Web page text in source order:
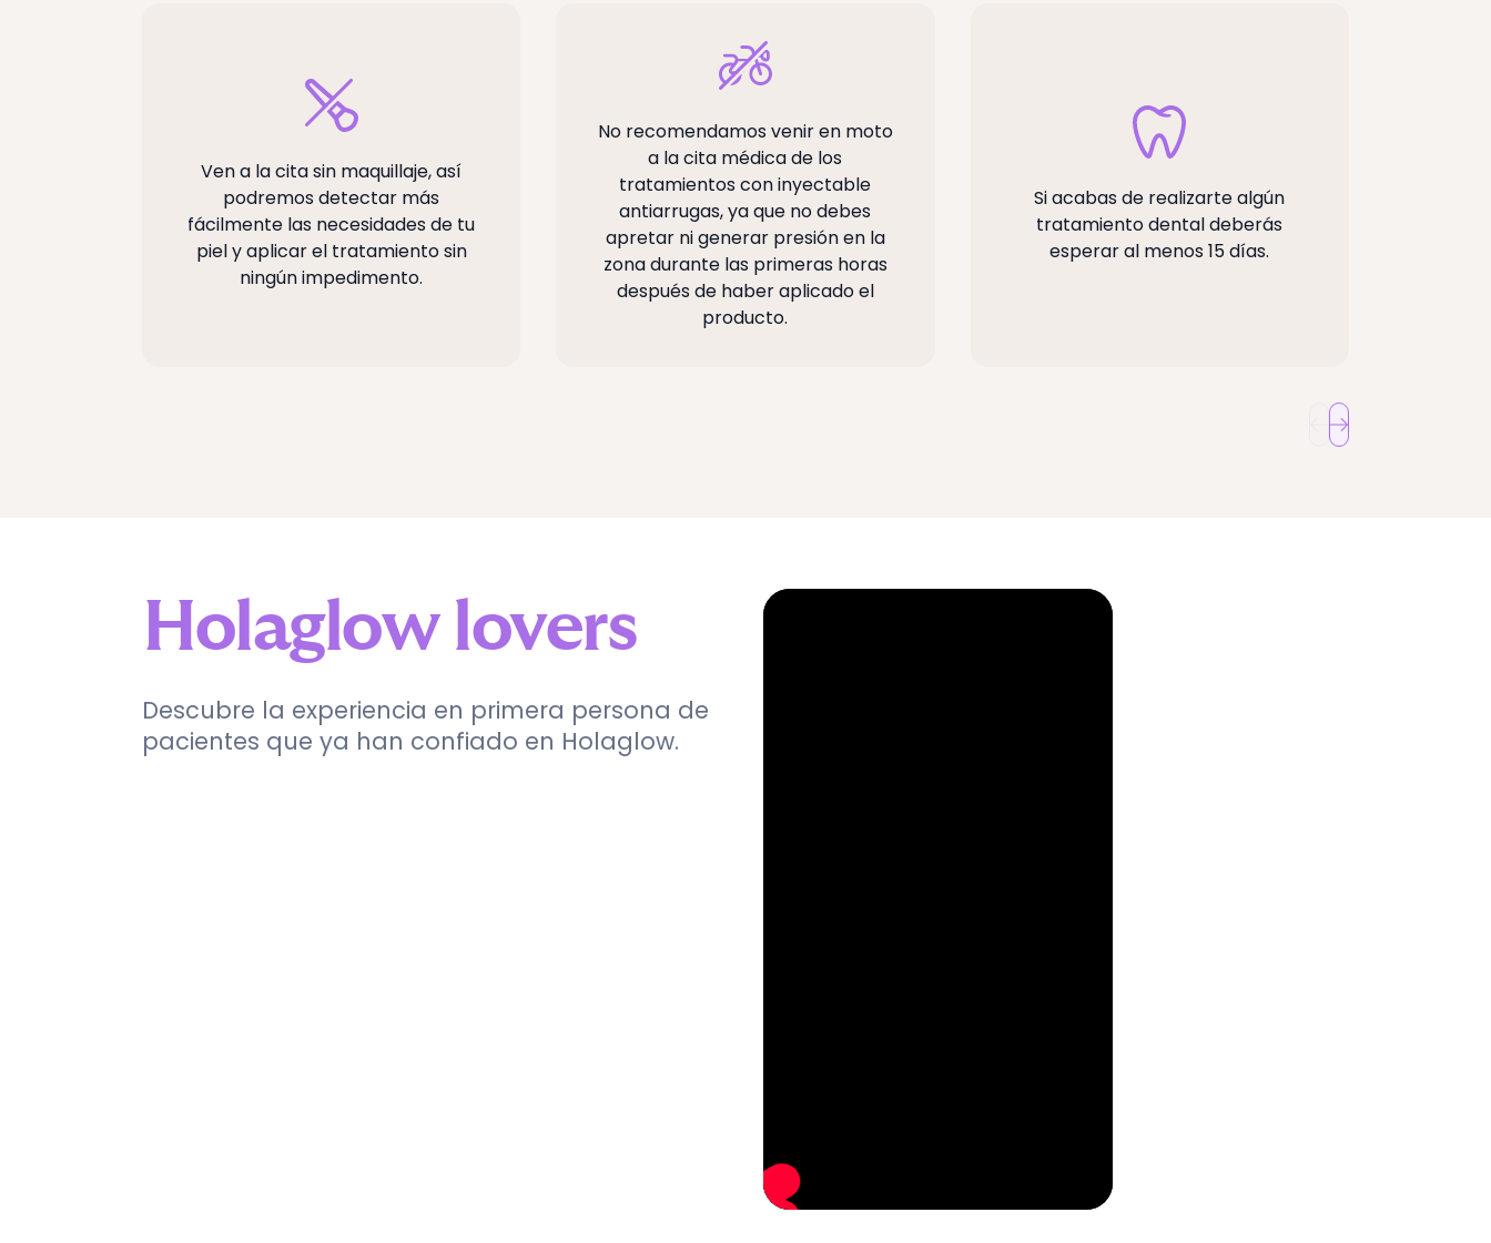
Ven a la cita sin maquillaje, así
podremos detectar más
fácilmente las necesidades de tu
piel y aplicar el tratamiento sin
ningún impedimento.
No recomendamos venir en moto
a la cita médica de los
tratamientos con inyectable
antiarrugas, ya que no debes
apretar ni generar presión en la
zona durante las primeras horas
después de haber aplicado el
producto.
Si acabas de realizarte algún
tratamiento dental deberás
esperar al menos 15 días.
Holaglow lovers
Descubre la experiencia en primera persona de
pacientes que ya han confiado en Holaglow.